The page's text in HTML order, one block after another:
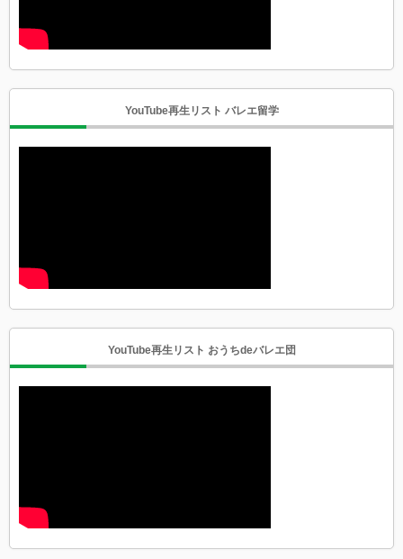
YouTube再生リスト バレエ留学
YouTube再生リスト おうちdeバレエ団